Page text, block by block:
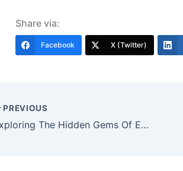
Share via:
Facebook X (Twitter)
PREVIOUS
Exploring The Hidden Gems Of Eastern Europe: Underrated Destinations You Must Visit In 2024 สำรวจอัญมณีที่ซ่อนเร้นของยุโรปตะวันออก: จุดหมายปลายทางที่คุณต้องไปในปี 2024